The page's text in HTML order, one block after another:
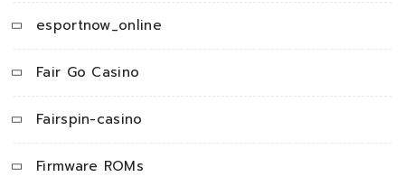
esportnow_online
Fair Go Casino
Fairspin-casino
Firmware ROMs